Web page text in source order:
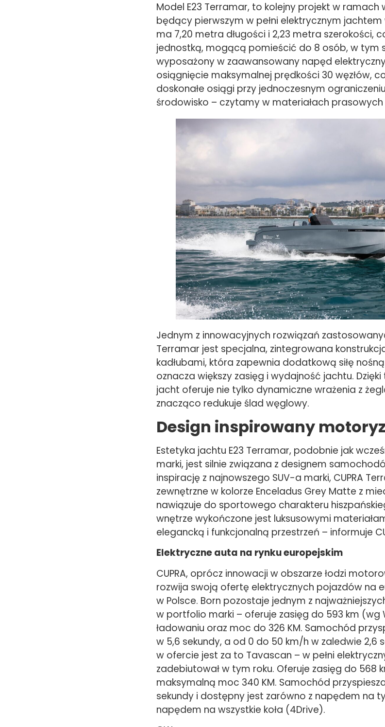
Model E23 Terramar, to kolejny projekt w ramach
będący pierwszym w pełni elektrycznym jachtem
ma 7,20 metra długości i 2,23 metra szerokości,
jednostką, mogącą pomieścić do 8 osób, w tym
wyposażony w zaawansowany napęd
osiągnięcie maksymalnej prędkości 30 węzłów,
doskonałe osiągi przy jednoczesnym
środowisko – czytamy w materiałach prasowych
Jednym z innowacyjnych rozwiązań
Terramar jest specjalna, zintegrowana
kadłubami, która zapewnia dodatkową siłę
oznacza większy zasięg i wydajność jachtu.
jacht oferuje nie tylko dynamiczne wrażenia z
znacząco redukuje ślad węglowy.
Design inspirowany
Estetyka jachtu E23 Terramar, podobnie jak
marki, jest silnie związana z designem
inspirację z najnowszego SUV-a marki, CUPRA
zewnętrzne w kolorze Enceladus Grey Matte z
nawiązuje do sportowego charakteru
wnętrze wykończone jest luksusowymi
elegancką i funkcjonalną przestrzeń – informuje
Elektryczne auta na rynku europejskim
CUPRA, oprócz innowacji w obszarze łodzi
rozwija swoją ofertę elektrycznych pojazdów na
w Polsce. Born pozostaje jednym z
w portfolio marki – oferuje zasięg do 593 km (wg
ładowaniu oraz moc do 326 KM. Samochód
w 5,6 sekundy, a od 0 do 50 km/h w zaledwie 2,6
w ofercie jest za to Tavascan – w pełni
zadebiutował w tym roku. Oferuje zasięg do 568
maksymalną moc 340 KM. Samochód
sekundy i dostępny jest zarówno z napędem na
napędem na wszystkie koła (4Drive).